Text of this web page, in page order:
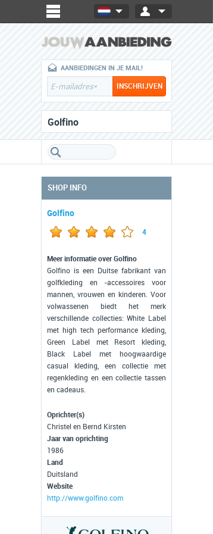
AANBIEDINGEN IN JE MAIL!
Golfino
SHOP INFO
Golfino
4
Meer informatie over Golfino
Golfino is een Duitse fabrikant van
golfkleding en -accessoires voor
mannen, vrouwen en kinderen. Voor
volwassenen biedt het merk
verschillende collecties: White Label
met high tech performance kleding,
Green Label met Resort kleding,
Black Label met hoogwaardige
casual kleding, een collectie met
regenkleding en een collectie tassen
en cadeaus.
Oprichter(s)
Christel en Bernd Kirsten
Jaar van oprichting
1986
Land
Duitsland
Website
http://www.golfino.com